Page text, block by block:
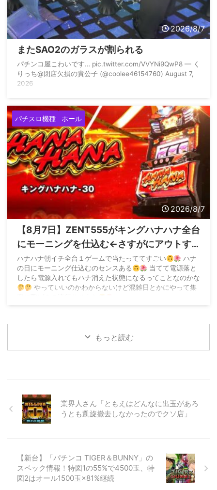
2026/8/7
またSAO2のガラスが割られる
パチンコ屋こわいです… pic.twitter.com/VVYNi9QwP8 — く
りっち@閉店欠損の貴公子 (@coolee46154760) August 7,
2026
パチスロ機種 ホール
2026/8/7
【8月7日】ZENT555がキングハナハナ全台
にモーニングを仕込む←さすがにアウトす
ぎてお咎めなしなら加速すると危惧する声
も
ハナハナ朝イチ全台１ゲームで当たっててすごい
ハナ
の日にモーニング仕込むのセンスある
当てて電源落と
したら電源入れてもハナ消えた状態になるってことなのかな
やっていいのかわからないけど混雑日とかにやって集
もっと読む
業界人さん「ともえはどんなに出玉があろ
うとも凱旋撤去しなかったのでクソ店」
【新台】「パチンコ TIGER＆BUNNY」の
スペック情報！特図1の55%で4500玉、特
図2はオール1500玉×81%継続